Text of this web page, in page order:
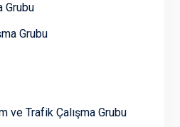
Grubu
Grubu
ve Trafik Çalışma Grubu